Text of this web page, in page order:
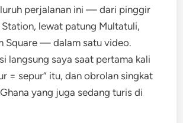
perjalanan ini — dari pinggir
Station, lewat patung Multatuli,
Square — dalam satu video.
langsung saya saat pertama kali
= sepur” itu, dan obrolan singkat
yang juga sedang turis di